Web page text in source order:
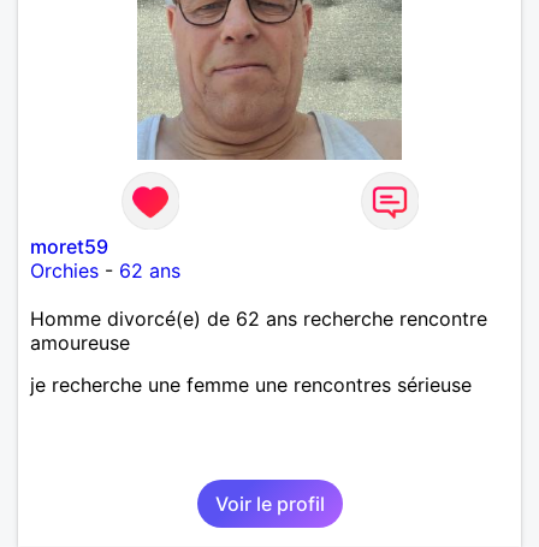
moret59
Orchies - 62 ans
Homme divorcé(e) de 62 ans recherche rencontre
amoureuse
je recherche une femme une rencontres sérieuse
Voir le profil